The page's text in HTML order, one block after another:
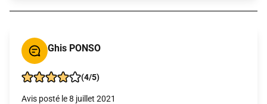
Ghis PONSO
(4/5)
Avis posté le 8 juillet 2021